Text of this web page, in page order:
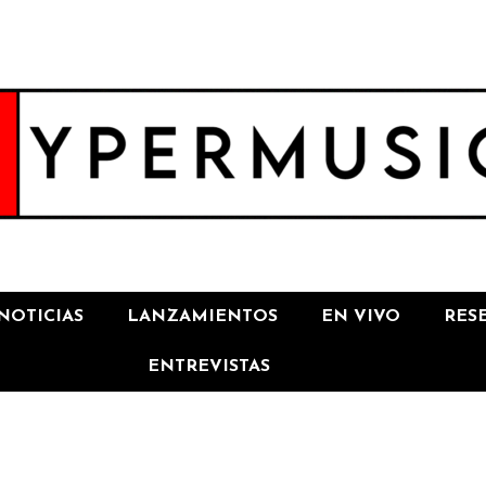
LANZAMIENTOS EN VIVO
ENTREVISTAS